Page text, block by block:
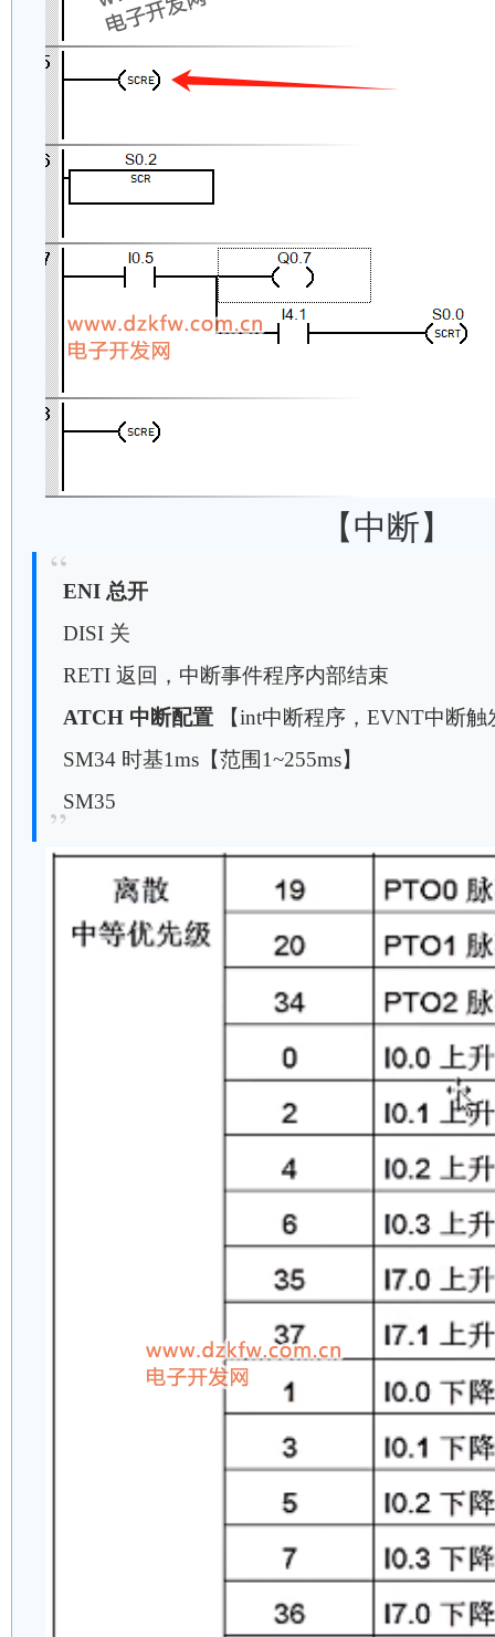
【中断】
ENI 总开
DISI 关
RETI 返回，中断事件程序内部结束
ATCH 中断配置 【int中断程序，EVNT中断触
SM34 时基1ms【范围1~255ms】
SM35